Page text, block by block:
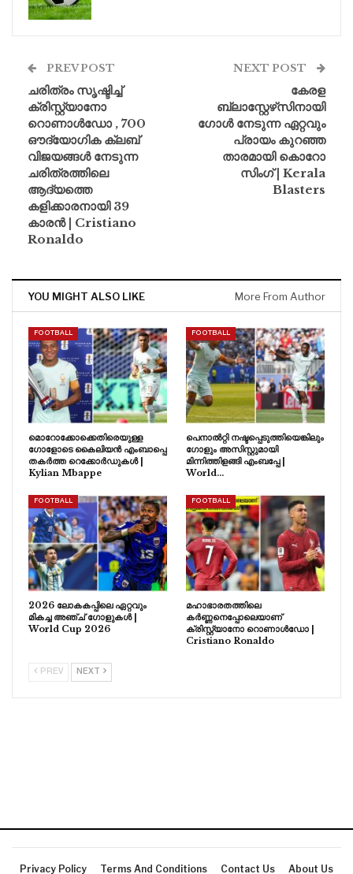
PREV POST
ചരിത്രം സൃഷ്ടിച്ച്
ക്രിസ്റ്റ്യാനോ
റൊണാൾഡോ , 700
ഔദ്യോഗിക ക്ലബ്
വിജയങ്ങൾ നേടുന്ന
ചരിത്രത്തിലെ
ആദ്യത്തെ
കളിക്കാരനായി 39
കാരൻ | Cristiano
Ronaldo
NEXT POST
കേരള
ബ്ലാസ്റ്റേഴ്‌സിനായി
ഗോൾ നേടുന്ന ഏറ്റവും
പ്രായം കുറഞ്ഞ
താരമായി കൊറോ
സിംഗ് | Kerala
Blasters
YOU MIGHT ALSO LIKE More From Author
FOOTBALL
മൊറോക്കോക്കെതിരെയുള്ള
ഗോളോടെ കൈലിയൻ എംബാപ്പെ
തകർത്ത റെക്കോർഡുകൾ |
Kylian Mbappe
FOOTBALL
പെനാൽറ്റി നഷ്ടപ്പെടുത്തിയെങ്കിലും
ഗോളും അസിസ്റ്റുമായി
മിന്നിത്തിളങ്ങി എംബപ്പേ |
World…
FOOTBALL
2026 ലോകകപ്പിലെ ഏറ്റവും
മികച്ച അഞ്ച് ഗോളുകൾ |
World Cup 2026
FOOTBALL
മഹാഭാരതത്തിലെ
കർണ്ണനെപ്പോലെയാണ്
ക്രിസ്റ്റ്യാനോ റൊണാൾഡോ |
Cristiano Ronaldo
PREV NEXT
Privacy Policy Terms And Conditions Contact Us About Us